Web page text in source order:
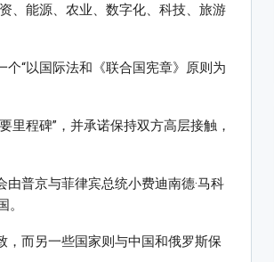
、能源、农业、数字化、科技、旅游
“以国际法和《联合国宪章》原则为
里程碑”，并承诺保持双方高层接触，
普京与菲律宾总统小费迪南德·马科
，而另一些国家则与中国和俄罗斯保